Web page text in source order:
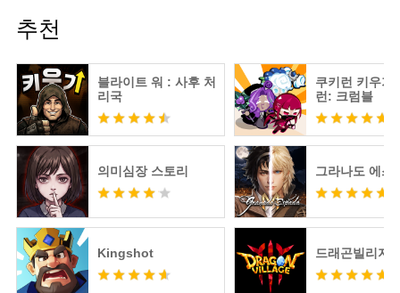
추천
블라이트 워 : 사후 처
리국
쿠키런 키우기
런: 크럼블
의미심장 스토리 그라나도 에스
Kingshot 드래곤빌리지3